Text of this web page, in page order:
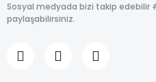
Sosyal medyada bizi takip edebilir
paylaşabilirsiniz.